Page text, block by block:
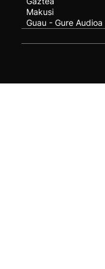
Makusi
Guau - Gure Audioa